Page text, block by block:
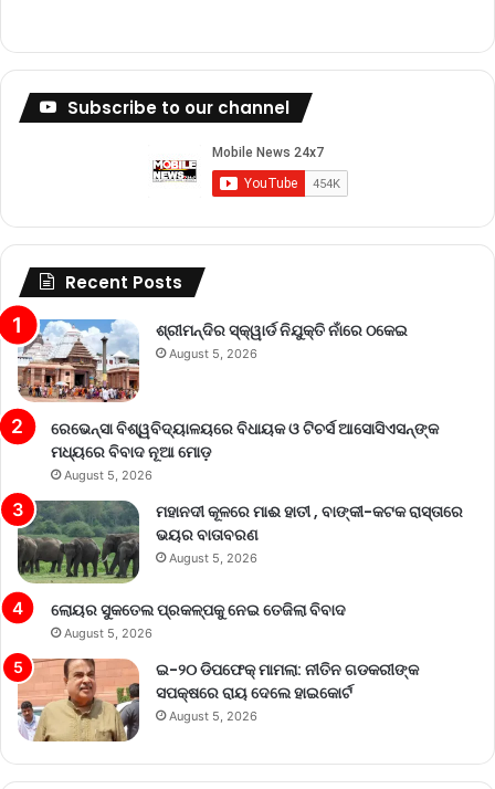
Subscribe to our channel
Recent Posts
ଶ୍ରୀମନ୍ଦିର ସ୍କ୍ୱାର୍ଡ ନିଯୁକ୍ତି ନାଁରେ ଠକେଇ
August 5, 2026
ରେଭେନ୍ସା ବିଶ୍ୱବିଦ୍ୟାଳୟରେ ବିଧାୟକ ଓ ଟିଚର୍ସ ଆସୋସିଏସନ୍‌ଙ୍କ
ମଧ୍ୟରେ ବିବାଦ ନୂଆ ମୋଡ଼
August 5, 2026
ମହାନଦୀ କୂଳରେ ମାଈ ହାତୀ , ବାଙ୍କୀ-କଟକ ରାସ୍ତାରେ
ଭୟର ବାତାବରଣ
August 5, 2026
ଲୋୟର ସୁକତେଲ ପ୍ରକଳ୍ପକୁ ନେଇ ତେଜିଲା ବିବାଦ
August 5, 2026
ଇ-୨୦ ଡିପଫେକ୍ ମାମଲା: ନୀତିନ ଗଡକରୀଙ୍କ
ସପକ୍ଷରେ ରାୟ ଦେଲେ ହାଇକୋର୍ଟ
August 5, 2026